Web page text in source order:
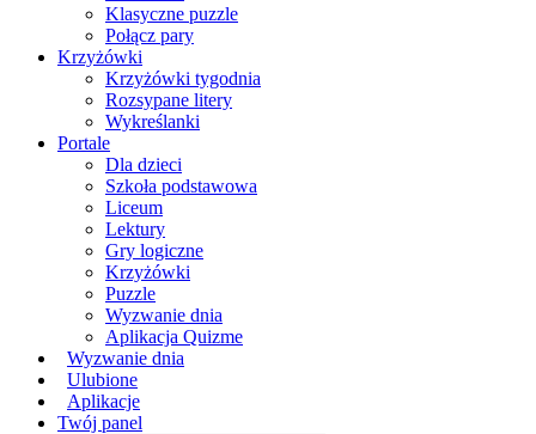
Klasyczne puzzle
Połącz pary
Krzyżówki
Krzyżówki tygodnia
Rozsypane litery
Wykreślanki
Portale
Dla dzieci
Szkoła podstawowa
Liceum
Lektury
Gry logiczne
Krzyżówki
Puzzle
Wyzwanie dnia
Aplikacja Quizme
Wyzwanie dnia
Ulubione
Aplikacje
Twój panel